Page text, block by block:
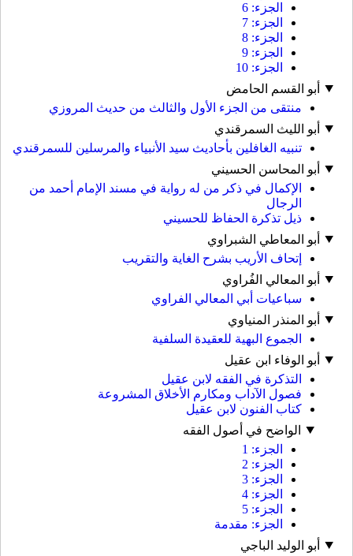
الجزء: 6
الجزء: 7
الجزء: 8
الجزء: 9
الجزء: 10
أبو القسم الحامض
منتقى من الجزء الأول والثالث من حديث المروزي
أبو الليث السمرقندي
تنبيه الغافلين بأحاديث سيد الأنبياء والمرسلين للسمرقندي
أبو المحاسن الحسيني
الإكمال في ذكر من له رواية في مسند الإمام أحمد من
الرجال
ذيل تذكرة الحفاظ للحسيني
أبو المعاطي الشبراوي
إتحاف الأريب بشرح الغاية والتقريب
أبو المعالي الفُراوي
سباعيات أبي المعالي الفراوي
أبو المنذر المنياوي
الجموع البهية للعقيدة السلفية
أبو الوفاء ابن عقيل
التذكرة في الفقه لابن عقيل
فصول الآداب ومكارم الأخلاق المشروعة
كتاب الفنون لابن عقيل
الواضح في أصول الفقه
الجزء: 1
الجزء: 2
الجزء: 3
الجزء: 4
الجزء: 5
الجزء: مقدمة
أبو الوليد الباجي